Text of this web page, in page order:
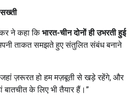
ने कहा किभारत-चीन दोनों ही उभरती हुई
ताकत समझते हुए संतुलित संबंध बनाने
ज़रूरत हो हम मज़बूती से खड़े रहेंगे, और
बातचीत के लिए भी तैयार हैं।”